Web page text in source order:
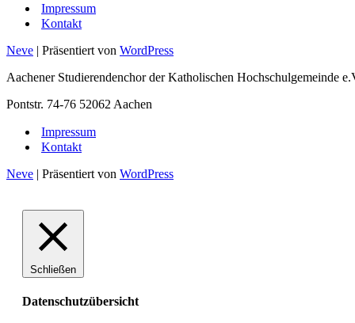
Impressum
Kontakt
Neve | Präsentiert von WordPress
Aachener Studierendenchor der Katholischen Hochschulgemeinde
Pontstr. 74-76 52062 Aachen
Impressum
Kontakt
Neve | Präsentiert von WordPress
Schließen
Datenschutzübersicht